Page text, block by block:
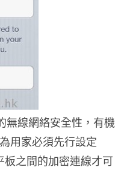
無線網絡安全性，有機
用家必須先行設定
板之間的加密連線才可